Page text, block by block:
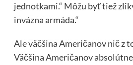
jednotkami.“ Môžu byť tiež
invázna armáda.“
Ale väčšina Američanov nič z
Väčšina Američanov